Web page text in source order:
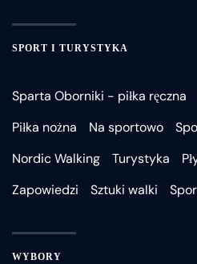
SPORT I TURYSTYKA
Sparta Oborniki - piłka ręczna
Piłka nożna
Na sportowo
Nordic Walking
Turystyka
Zapowiedzi
Sztuki walki
WYBORY